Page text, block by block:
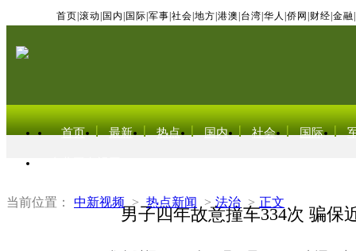
首页 滚动 国内 国际 军事 社会 地方 港澳 台湾 华人 侨网 财经 金融
首页 最新 热点 国内 社会 国际
当前位置： 中新视频 > 热点新闻 > 法治 > 正文
男子四年故意撞车334次 骗保